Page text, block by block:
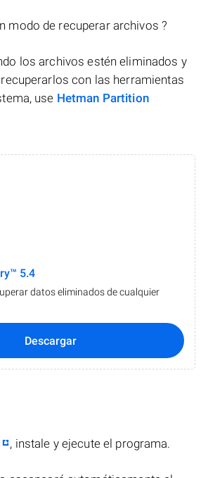
modo de recuperar archivos ?
los archivos estén eliminados y
con las herramientas
use Hetman Partition
5.4
datos eliminados de cualquier
Descargar
, instale y ejecute el programa.